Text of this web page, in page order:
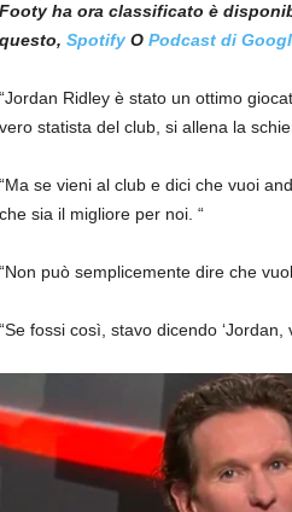
Footy ha ora classificato è
questo, Spotify O Podcast di
“Jordan Ridley è stato un ottimo
vero statista del club, si allena la
“Ma se vieni al club e dici che vuoi
che sia il migliore per noi. “
“Non può semplicemente dire che
“Se fossi così, stavo dicendo